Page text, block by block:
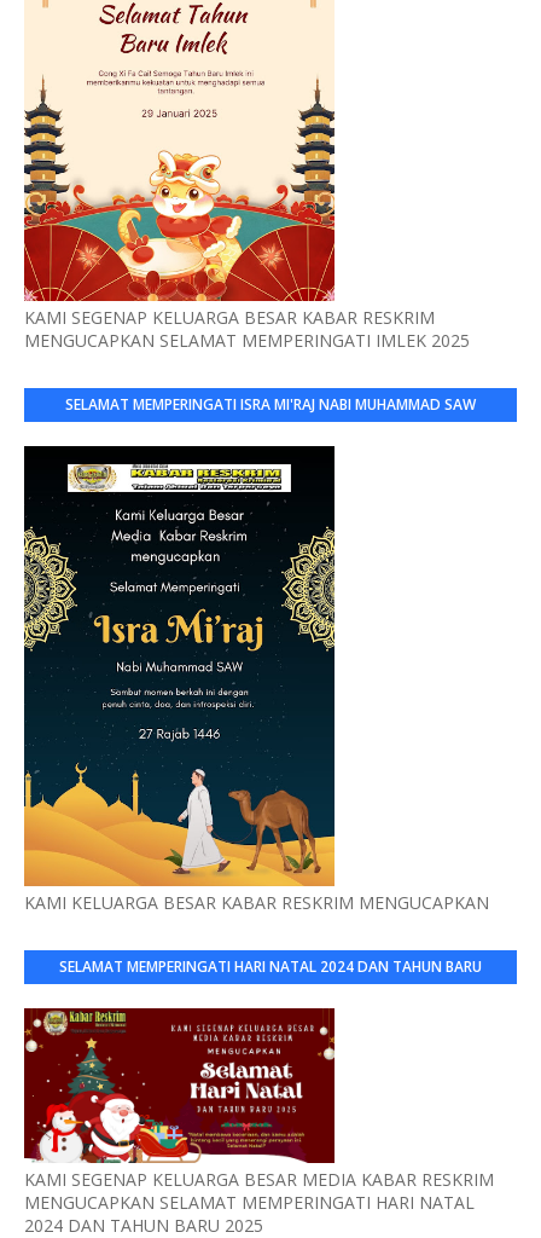
KAMI SEGENAP KELUARGA BESAR KABAR RESKRIM
MENGUCAPKAN SELAMAT MEMPERINGATI IMLEK 2025
SELAMAT MEMPERINGATI ISRA MI'RAJ NABI MUHAMMAD SAW
KAMI KELUARGA BESAR KABAR RESKRIM MENGUCAPKAN
SELAMAT MEMPERINGATI HARI NATAL 2024 DAN TAHUN BARU
KAMI SEGENAP KELUARGA BESAR MEDIA KABAR RESKRIM
MENGUCAPKAN SELAMAT MEMPERINGATI HARI NATAL
2024 DAN TAHUN BARU 2025